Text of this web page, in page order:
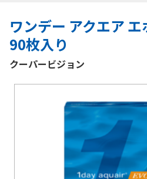
ワンデー アクエア
90枚入り
クーパービジョン